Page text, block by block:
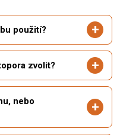
použití?
zvolit?
nebo